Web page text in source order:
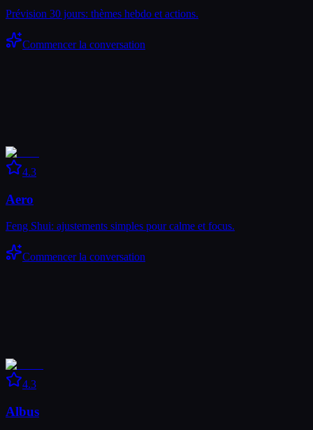
Prévision 30 jours: thèmes hebdo et actions.
Commencer la conversation
4.3
Aero
Feng Shui: ajustements simples pour calme et focus.
Commencer la conversation
4.3
Albus